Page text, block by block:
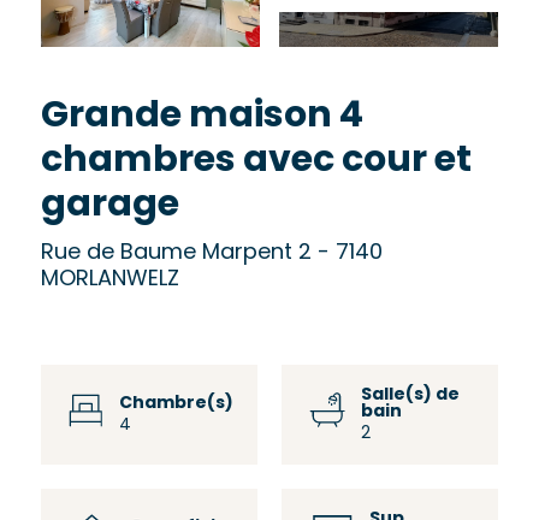
Grande maison 4
chambres avec cour et
garage
Rue de Baume Marpent 2 - 7140
MORLANWELZ
Chambre(s)
4
Salle(s) de
bain
2